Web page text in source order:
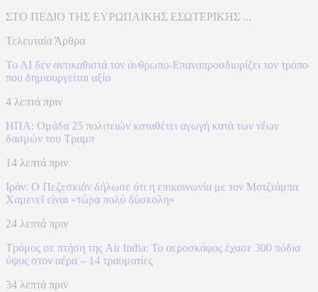
ΣΤΟ ΠΕΔΙΟ ΤΗΣ ΕΥΡΩΠΑΙΚΗΣ ΕΣΩΤΕΡΙΚΗΣ ...
Τελευταία Άρθρα
To AI δεν αντικαθιστά τον άνθρωπο-Επαναπροσδιορίζει τον τρόπο
που δημιουργείται αξία
4 λεπτά πριν
ΗΠΑ: Ομάδα 25 πολιτειών καταθέτει αγωγή κατά των νέων
δασμών του Τραμπ
14 λεπτά πριν
Ιράν: Ο Πεζεσκιάν δήλωσε ότι η επικοινωνία με τον Μοτζτάμπα
Χαμενεΐ είναι «τώρα πολύ δύσκολη»
24 λεπτά πριν
Τρόμος σε πτήση της Air India: Το αεροσκάφος έχασε 300 πόδια
ύψος στον αέρα – 14 τραυματίες
34 λεπτά πριν